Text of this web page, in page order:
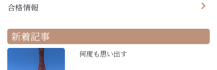
合格情報
新着記事
何度も思い出す